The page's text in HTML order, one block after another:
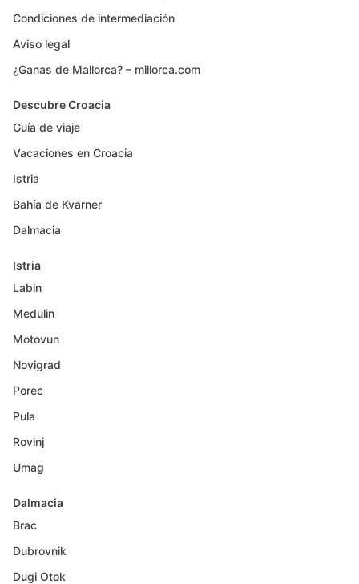
Condiciones de intermediación
Aviso legal
¿Ganas de Mallorca? – millorca.com
Descubre Croacia
Guía de viaje
Vacaciones en Croacia
Istria
Bahía de Kvarner
Dalmacia
Istria
Labin
Medulin
Motovun
Novigrad
Porec
Pula
Rovinj
Umag
Dalmacia
Brac
Dubrovnik
Dugi Otok